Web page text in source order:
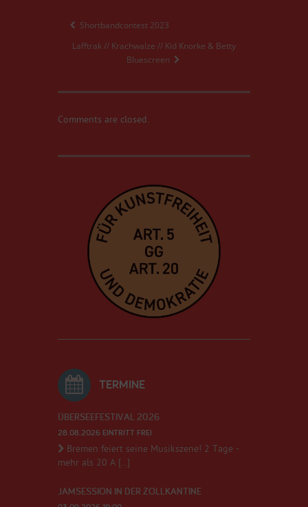
Shortbandcontest 2023
Lafftrak // Krachwalze // Kid Knorke & Betty
Bluescreen
Comments are closed.
TERMINE
ÜBERSEEFESTIVAL 2026
28.08.2026 EINTRITT FREI
Bremen feiert seine Musikszene! 2 Tage -
mehr als 20 A [...]
JAMSESSION IN DER ZOLLKANTINE